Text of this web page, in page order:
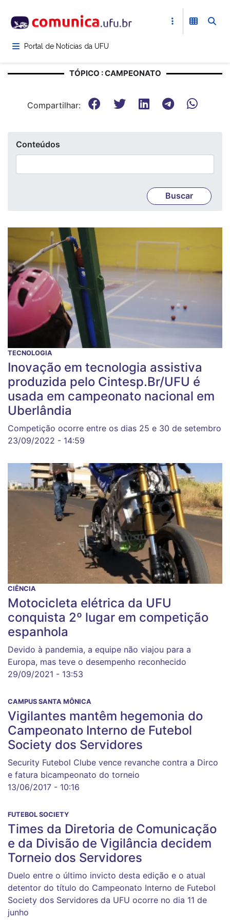
para
conteúdoPortal de Notícias da UFU
TÓPICO : CAMPEONATO
Compartilhar:
Conteúdos
TECNOLOGIA
Inovação em tecnologia assistiva
produzida pelo Cintesp.Br/UFU é
usada em campeonato nacional em
Uberlândia
Competição ocorre entre os dias 25 e 30 de setembro
23/09/2022 - 14:59
CIÊNCIA
Motocicleta elétrica da UFU
conquista 2º lugar em competição
espanhola
Devido à pandemia, a equipe não viajou para a
Europa, mas teve o desempenho reconhecido
29/09/2021 - 13:53
CAMPUS SANTA MÔNICA
Vigilantes mantêm hegemonia do
Campeonato Interno de Futebol
Society dos Servidores
Security Futebol Clube vence revanche contra a Dirco
e fatura bicampeonato do torneio
13/06/2017 - 10:16
FUTEBOL SOCIETY
Times da Diretoria de Comunicação
e da Divisão de Vigilância decidem
Torneio dos Servidores
Duelo entre o último invicto desta edição e o atual
detentor do título do Campeonato Interno de Futebol
Society dos Servidores da UFU ocorre no dia 11 de
junho